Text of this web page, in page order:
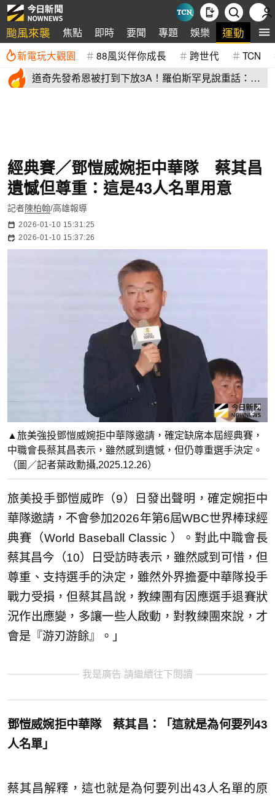
颱風來襲 焦點 即時 要聞 專題 娛樂 運動 全
新電玩大觀園 88風災伴你成長 跨世代 TCN
道奇先發希恩被打到下放3A！羅伯斯罕見說重話：他
經典賽／鄧愷威婉拒中華隊 蔡其昌
遺憾但尊重：這是43人名單用意
記者陳柏翰/高雄報導
2026-01-10 15:31:25
2026-01-10 15:37:26
▲旅美強投鄧愷威婉拒中華隊邀請，確定缺席本屆經典賽，
中職會長蔡其昌表示，雖然感到遺憾，但仍尊重選手決定。
（圖／記者葉政勳攝,2025.12.26）
旅美投手鄧愷威昨（9）日發出聲明，確定婉拒中
華隊邀請，不會參加2026年第6屆WBC世界棒球經
典賽（World Baseball Classic ）。對此中職會長
蔡其昌今（10）日受訪時表示，雖然感到可惜，但
尊重、支持選手的決定，雖然外界擔憂中華隊投手
戰力受損，但蔡其昌說，教練團有因應選手退賽狀
況作出應變，多讓一些人啟動，對教練團來說，才
會是『游刃游餘』。」
我是廣告 請繼續往下閱讀
鄧愷威婉拒中華隊 蔡其昌：「這就是為何要列43
人名單」
蔡其昌解釋，這也就是為何要列出43人名單的原